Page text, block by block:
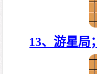
13、游星局；